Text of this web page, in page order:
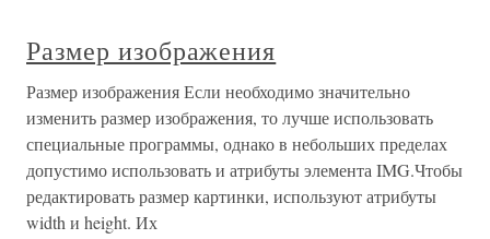
Размер изображения
Размер изображения Если необходимо значительно
изменить размер изображения, то лучше использовать
специальные программы, однако в небольших пределах
допустимо использовать и атрибуты элемента IMG.Чтобы
редактировать размер картинки, используют атрибуты
width и height. Их